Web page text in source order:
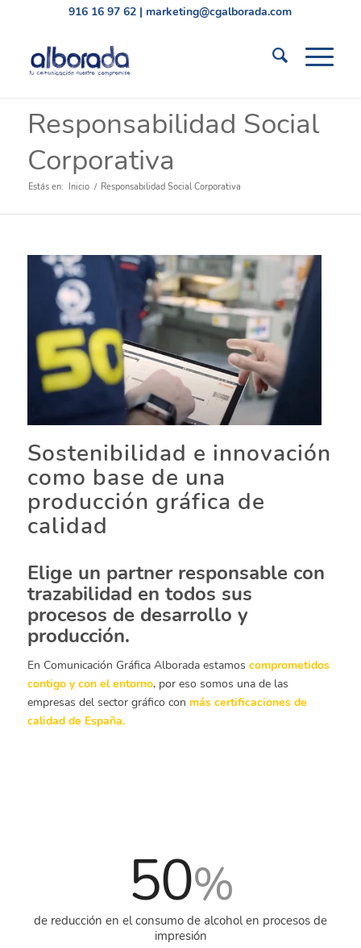
916 16 97 62 | marketing@cgalborada.com
Responsabilidad Social
Corporativa
Estás en: Inicio / Responsabilidad Social Corporativa
Sostenibilidad e innovación
como base de una
producción gráfica de
calidad
Elige un partner responsable con
trazabilidad en todos sus
procesos de desarrollo y
producción.
En Comunicación Gráfica Alborada estamos comprometidos
contigo y con el entorno, por eso somos una de las
empresas del sector gráfico con más certificaciones de
calidad de España.
50%
de reducción en el consumo de alcohol en procesos de
impresión